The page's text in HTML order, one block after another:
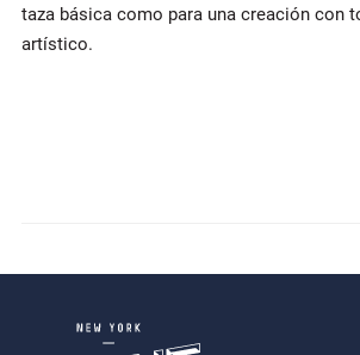
taza básica como para una creación con
artístico.